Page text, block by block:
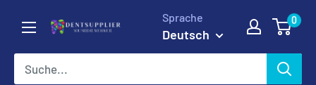
Inhalt
DentSupplier
Sprache
Deutsch
0